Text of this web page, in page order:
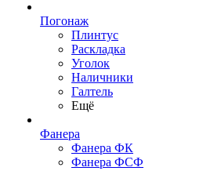
Погонаж
Плинтус
Раскладка
Уголок
Наличники
Галтель
Ещё
Фанера
Фанера ФК
Фанера ФСФ